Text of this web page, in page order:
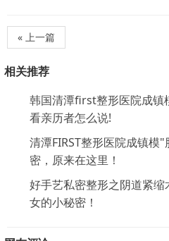
« 上一篇
相关推荐
韩国清潭first整形医院成镇
看亲历者怎么说!
清潭FIRST整形医院成镇模
密，原来在这里！
好手艺私密整形之阴道紧
女的小秘密！